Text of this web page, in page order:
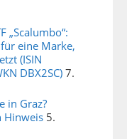
„Scalumbo“:
eine Marke,
(ISIN
DBX2SC) 7.
in Graz?
Hinweis 5.